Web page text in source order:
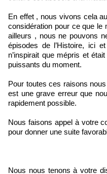
En effet , nous vivons cela
considération pour ce que le
ailleurs , nous ne pouvons
épisodes de l’Histoire, ici
n’inspirait que mépris et
puissants du moment.
Pour toutes ces raisons
est une grave erreur que
rapidement possible.
Nous faisons appel à votre
pour donner une suite
Nous nous tenons à votre